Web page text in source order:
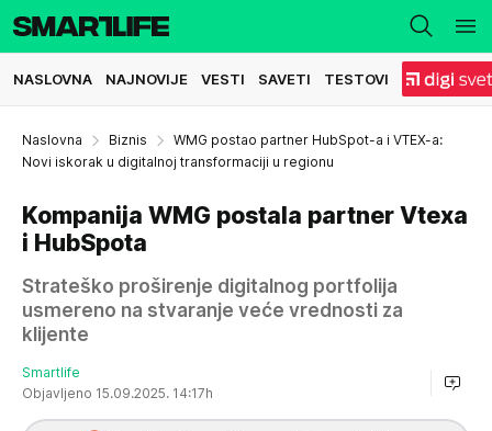
NASLOVNA NAJNOVIJE VESTI SAVETI TESTOVI
Naslovna Biznis
WMG postao partner HubSpot-a i VTEX-a:
Novi iskorak u digitalnoj transformaciji u regionu
Kompanija WMG postala partner Vtexa
i HubSpota
Strateško proširenje digitalnog portfolija
usmereno na stvaranje veće vrednosti za
klijente
Smartlife
Objavljeno 15.09.2025. 14:17h